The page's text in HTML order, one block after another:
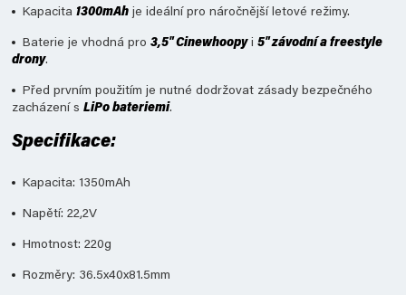
Kapacita 1300mAh je ideální pro náročnější letové režimy.
Baterie je vhodná pro 3,5" Cinewhoopyi 5" závodní a freestyle
drony.
Před prvním použitím je nutné dodržovat zásady bezpečného
zacházení s LiPo bateriemi.
Specifikace:
Kapacita: 1350mAh
Napětí: 22,2V
Hmotnost: 220g
Rozměry: 36.5x40x81.5mm